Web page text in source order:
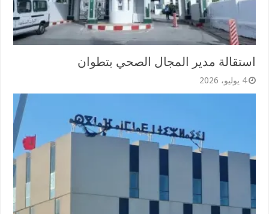
استقالة مدير المجال الصحي بتطوان
4 يوليو، 2026